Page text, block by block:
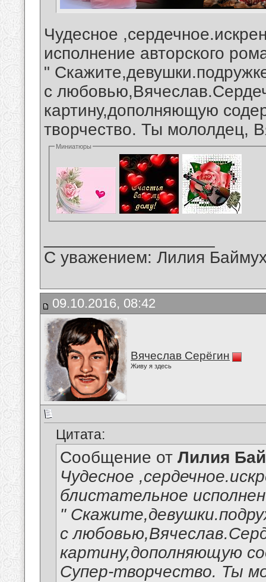
Чудесное
исполнение авторского
"
с
картину,дополняющую
творчество. Ты мололдец,
Миниатюры
С уважением: Лилия
09.10.2016, 08:42
Вячеслав Серёгин
Живу я здесь
Цитата:
Сообщение от Лилия
Чудесное
блистательное
"
с
картину,дополняющую
Супер-творчество. Ты